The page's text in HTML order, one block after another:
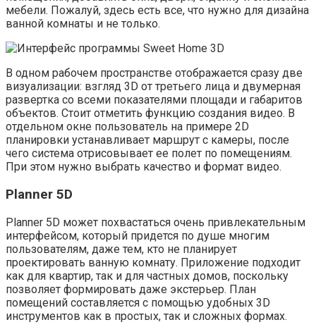
мебели. Пожалуй, здесь есть все, что нужно для дизайна
ванной комнаты и не только.
В одном рабочем пространстве отображается сразу две
визуализации: взгляд 3D от третьего лица и двумерная
развертка со всеми показателями площади и габаритов
объектов. Стоит отметить функцию создания видео. В
отдельном окне пользователь на примере 2D
планировки устанавливает маршрут с камеры, после
чего система отрисовывает ее полет по помещениям.
При этом нужно выбрать качество и формат видео.
Planner 5D
Planner 5D может похвастаться очень привлекательным
интерфейсом, который придется по душе многим
пользователям, даже тем, кто не планирует
проектировать ванную комнату. Приложение подходит
как для квартир, так и для частных домов, поскольку
позволяет формировать даже экстерьер. План
помещений составляется с помощью удобных 3D
инструментов как в простых, так и сложных формах.